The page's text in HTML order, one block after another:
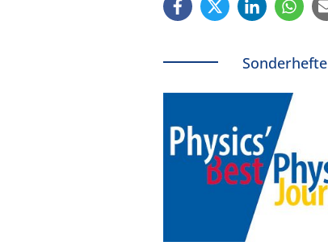
Sonderhefte